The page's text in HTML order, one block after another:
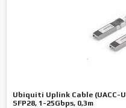
Ubiquiti Uplink Cable (UACC-
SFP28, 1-25Gbps, 0,3m